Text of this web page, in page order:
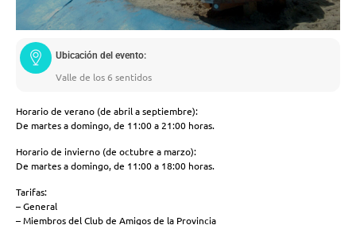
Ubicación del evento:
Valle de los 6 sentidos
Horario de verano (de abril a septiembre):
De martes a domingo, de 11:00 a 21:00 horas.
Horario de invierno (de octubre a marzo):
De martes a domingo, de 11:00 a 18:00 horas.
Tarifas:
– General
– Miembros del Club de Amigos de la Provincia